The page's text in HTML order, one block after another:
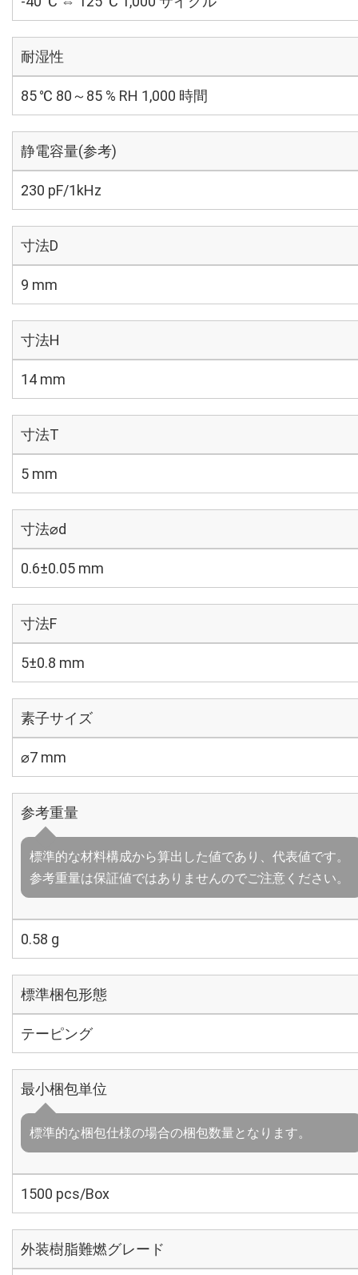
耐湿性
85 ℃ 80～85 % RH 1,000 時間
静電容量(参考)
230 pF/1kHz
寸法D
9 mm
寸法H
14 mm
寸法T
5 mm
寸法⌀d
0.6±0.05 mm
寸法F
5±0.8 mm
素子サイズ
⌀7 mm
参考重量
標準的な材料構成から算出した値であり、代表値です。
参考重量は保証値ではありませんのでご注意ください。
0.58 g
標準梱包形態
テーピング
最小梱包単位
標準的な梱包仕様の場合の梱包数量となります。
1500 pcs/Box
外装樹脂難燃グレード